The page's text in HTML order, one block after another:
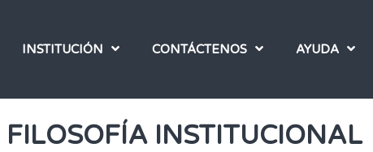
INSTITUCIÓN CONTÁCTENOS AYUDA
FILOSOFÍA INSTITUCIONAL